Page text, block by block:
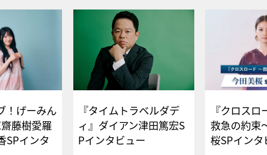
！げーみん
藤樹愛羅
SPインタ
『タイムトラベルダデ
ィ』ダイアン津田篤宏S
Pインタビュー
『クロス
救急の約束
桜SPイ